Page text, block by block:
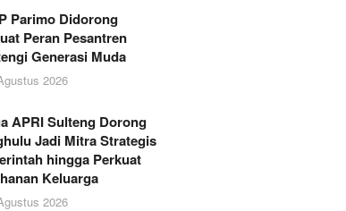
Parimo Didorong
Peran Pesantren
Generasi Muda
2026
APRI Sulteng Dorong
Jadi Mitra Strategis
hingga Perkuat
Keluarga
2026